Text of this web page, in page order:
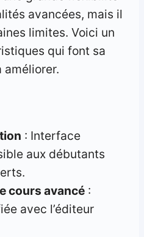
avancées, mais il
limites. Voici un
qui font sa
améliorer.
: Interface
aux débutants
cours avancé :
avec l’éditeur